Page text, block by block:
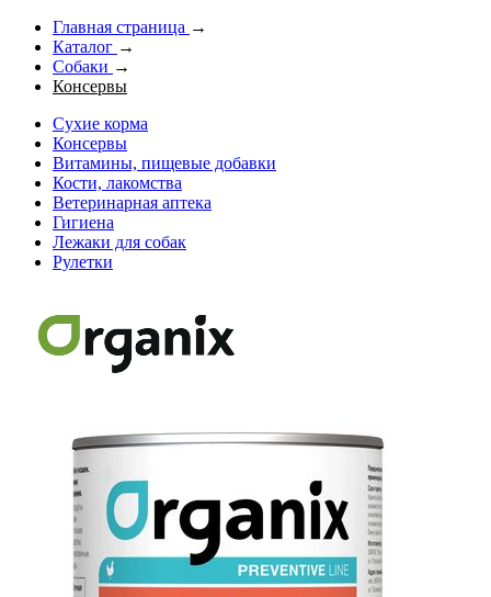
Главная страница →
Каталог →
Собаки →
Консервы
Сухие корма
Консервы
Витамины, пищевые добавки
Кости, лакомства
Ветеринарная аптека
Гигиена
Лежаки для собак
Рулетки